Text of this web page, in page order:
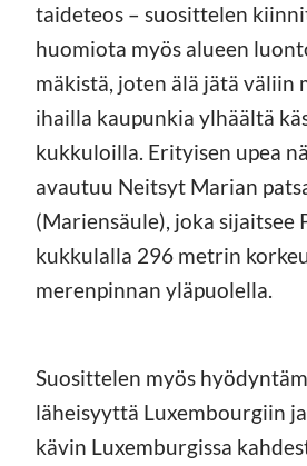
taideteos – suosittelen
huomiota myös alueen
mäkistä, joten älä jätä väliin
ihailla kaupunkia ylhäältä
kukkuloilla. Erityisen upea
avautuu Neitsyt Marian
(Mariensäule), joka sijaitsee
kukkulalla 296 metrin
merenpinnan yläpuolella.
Suosittelen myös
läheisyyttä Luxembourgiin
kävin Luxemburgissa